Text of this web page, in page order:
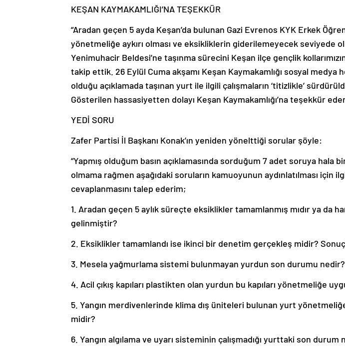
KEŞAN KAYMAKAMLIĞI’NA TEŞEKKÜR
“Aradan geçen 5 ayda Keşan’da bulunan Gazi Evrenos KYK Erkek
yönetmeliğe aykırı olması ve eksikliklerin giderilemeyecek seviyede
Yenimuhacir Beldesi’ne taşınma sürecini Keşan ilçe gençlik
takip ettik. 26 Eylül Cuma akşamı Keşan Kaymakamlığı sosyal medya
olduğu açıklamada taşınan yurt ile ilgili çalışmaların ‘titizlikle’
Gösterilen hassasiyetten dolayı Keşan Kaymakamlığı’na teşekkür
YEDİ SORU
Zafer Partisi İl Başkanı Konak’ın yeniden yönelttiği sorular şöyle:
“Yapmış olduğum basın açıklamasında sorduğum 7 adet soruya hala
olmama rağmen aşağıdaki soruların kamuoyunun aydınlatılması için
cevaplanmasını talep ederim;
1. Aradan geçen 5 aylık süreçte eksiklikler tamamlanmış mıdır ya da
gelinmiştir?
2. Eksiklikler tamamlandı ise ikinci bir denetim gerçekleş midir?
3. Mesela yağmurlama sistemi bulunmayan yurdun son durumu nedir?
4. Acil çıkış kapıları plastikten olan yurdun bu kapıları yönetmeliğe
5. Yangın merdivenlerinde klima dış üniteleri bulunan yurt
midir?
6. Yangın algılama ve uyarı sisteminin çalışmadığı yurttaki son durum